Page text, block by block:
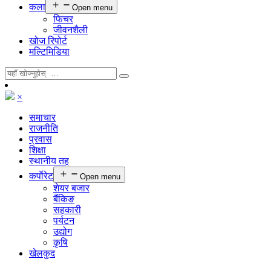
कला
Open menu
फिचर
जीवनशैली
खोज रिपोर्ट
मल्टिमिडिया
×
समाचार
राजनीति
प्रवास
शिक्षा
स्थानीय तह
कर्पाेरेट
Open menu
शेयर बजार
बैंकिङ
सहकारी
पर्यटन
उद्योग
कृषि
खेलकुद